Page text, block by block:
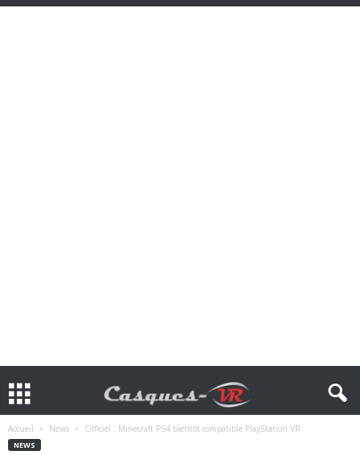
Accueil News Officiel : Minecraft PS4 bientôt compatible PlayStation VR
NEWS